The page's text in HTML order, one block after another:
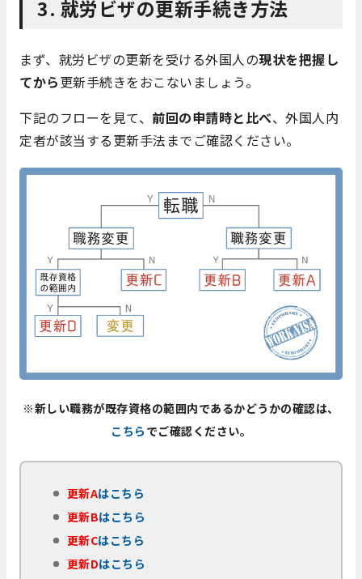
3. 就労ビザの更新手続き方法
まず、就労ビザの更新を受ける外国人の現状を把握し
てから更新手続きをおこないましょう。
下記のフローを見て、 前回の申請時と比べ、外国人内
定者が該当する更新手法までご確認ください。
※新しい職務が既存資格の範囲内であるかどうかの確認は、
こちら でご確認ください。
更新Aはこちら
更新Bはこちら
更新Cはこちら
更新Dはこちら